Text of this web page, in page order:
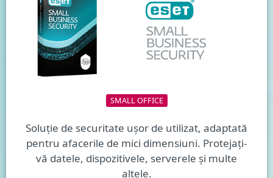
SMALL OFFICE
Soluție de securitate ușor de utilizat, adaptată
pentru afacerile de mici dimensiuni. Protejați-
vă datele, dispozitivele, serverele și multe
altele.